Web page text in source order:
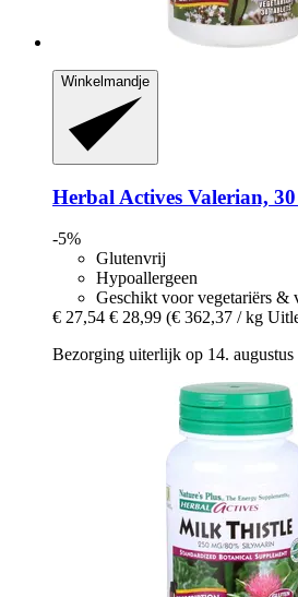
Winkelmandje
Herbal Actives Valerian,
-5%
Glutenvrij
Hypoallergeen
Geschikt voor vegetariërs &
€ 27,54 € 28,99 (€ 362,37 / kg
Bezorging uiterlijk op 14. augustus